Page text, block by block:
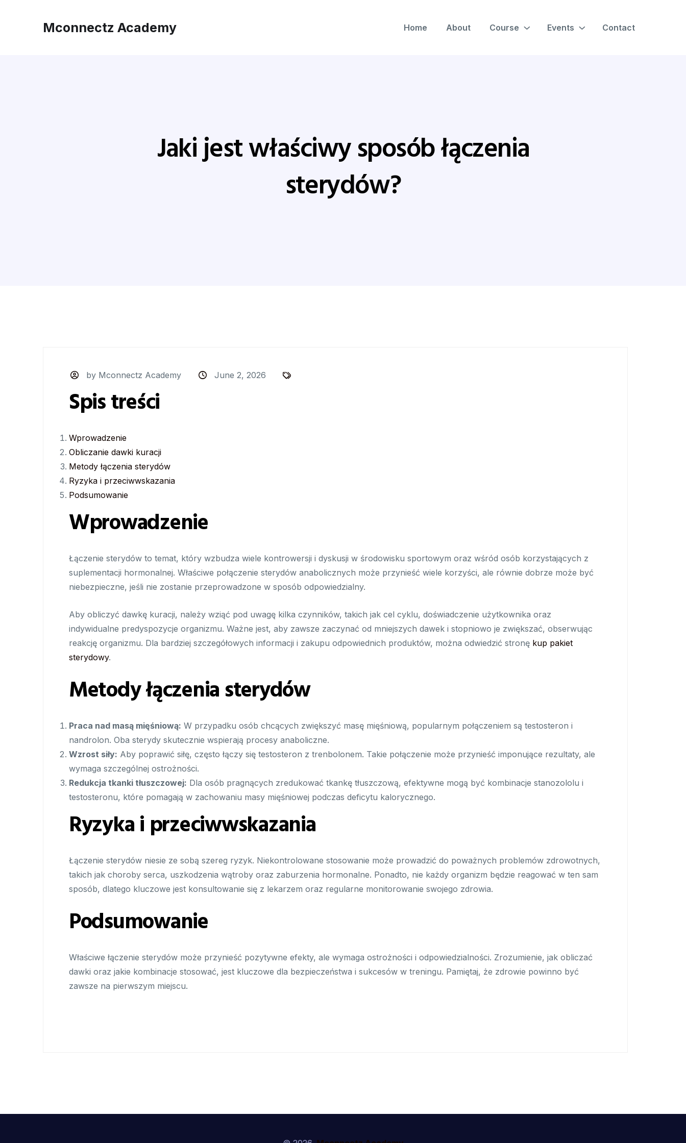
Mconnectz Academy Home About Course Events Contact
Jaki jest właściwy sposób łączenia
sterydów?
by Mconnectz Academy June 2, 2026
Spis treści
Wprowadzenie
Obliczanie dawki kuracji
Metody łączenia sterydów
Ryzyka i przeciwwskazania
Podsumowanie
Wprowadzenie
Łączenie sterydów to temat, który wzbudza wiele kontrowersji i dyskusji w środowisku sportowym oraz wśród osób korzystających z
suplementacji hormonalnej. Właściwe połączenie sterydów anabolicznych może przynieść wiele korzyści, ale równie dobrze może być
niebezpieczne, jeśli nie zostanie przeprowadzone w sposób odpowiedzialny.
Aby obliczyć dawkę kuracji, należy wziąć pod uwagę kilka czynników, takich jak cel cyklu, doświadczenie użytkownika oraz
indywidualne predyspozycje organizmu. Ważne jest, aby zawsze zaczynać od mniejszych dawek i stopniowo je zwiększać, obserwując
reakcję organizmu. Dla bardziej szczegółowych informacji i zakupu odpowiednich produktów, można odwiedzić stronę kup pakiet
sterydowy.
Metody łączenia sterydów
Praca nad masą mięśniową: W przypadku osób chcących zwiększyć masę mięśniową, popularnym połączeniem są testosteron i
nandrolon. Oba sterydy skutecznie wspierają procesy anaboliczne.
Wzrost siły: Aby poprawić siłę, często łączy się testosteron z trenbolonem. Takie połączenie może przynieść imponujące rezultaty, ale
wymaga szczególnej ostrożności.
Redukcja tkanki tłuszczowej: Dla osób pragnących zredukować tkankę tłuszczową, efektywne mogą być kombinacje stanozololu i
testosteronu, które pomagają w zachowaniu masy mięśniowej podczas deficytu kalorycznego.
Ryzyka i przeciwwskazania
Łączenie sterydów niesie ze sobą szereg ryzyk. Niekontrolowane stosowanie może prowadzić do poważnych problemów zdrowotnych,
takich jak choroby serca, uszkodzenia wątroby oraz zaburzenia hormonalne. Ponadto, nie każdy organizm będzie reagować w ten sam
sposób, dlatego kluczowe jest konsultowanie się z lekarzem oraz regularne monitorowanie swojego zdrowia.
Podsumowanie
Właściwe łączenie sterydów może przynieść pozytywne efekty, ale wymaga ostrożności i odpowiedzialności. Zrozumienie, jak obliczać
dawki oraz jakie kombinacje stosować, jest kluczowe dla bezpieczeństwa i sukcesów w treningu. Pamiętaj, że zdrowie powinno być
zawsze na pierwszym miejscu.